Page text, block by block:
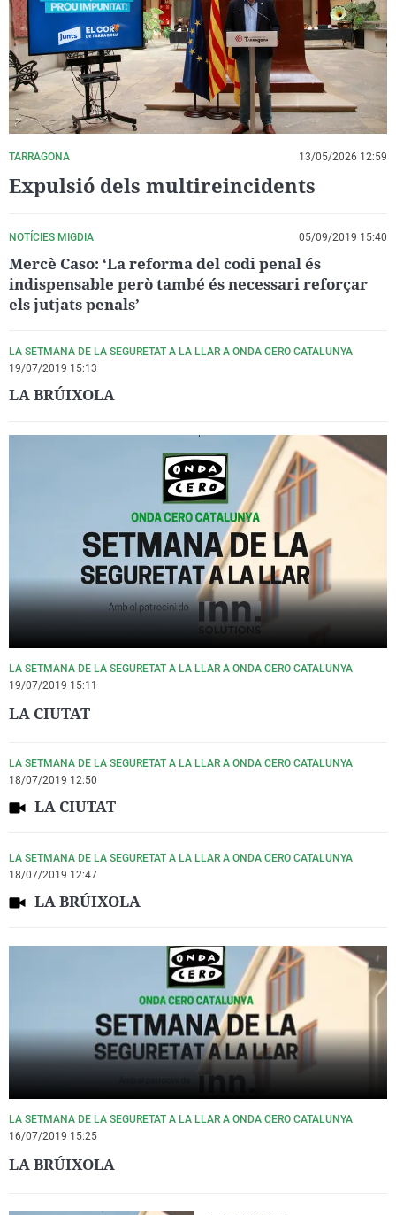
La rosa de los vientos
Gente viajera
Como el perro y el
Caso
Retornados
Equipo de
Operación Viuda
Extremadura
Galicia
La Rioja
Navarra
País Vasco
Virales
Televisión
Elecciones
TARRAGONA 13/05/2026 12:59
Expulsió dels multireincidents
NOTÍCIES MIGDIA 05/09/2019 15:40
Mercè Caso: ‘La reforma del codi penal és
indispensable però també és necessari reforçar
els jutjats penals’
LA SETMANA DE LA SEGURETAT A LA LLAR A ONDA CERO CATALUNYA
19/07/2019 15:13
LA BRÚIXOLA
LA SETMANA DE LA SEGURETAT A LA LLAR A ONDA CERO CATALUNYA
19/07/2019 15:11
LA CIUTAT
LA SETMANA DE LA SEGURETAT A LA LLAR A ONDA CERO CATALUNYA
18/07/2019 12:50
LA CIUTAT
LA SETMANA DE LA SEGURETAT A LA LLAR A ONDA CERO CATALUNYA
18/07/2019 12:47
LA BRÚIXOLA
LA SETMANA DE LA SEGURETAT A LA LLAR A ONDA CERO CATALUNYA
16/07/2019 15:25
LA BRÚIXOLA